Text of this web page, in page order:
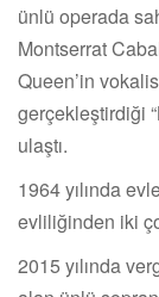
ünlü operada
Montserrat
Queen’in
gerçekleştirdiği
ulaştı.
1964 yılında
evliliğinden iki
2015 yılında